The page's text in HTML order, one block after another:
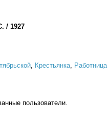
/ 1927
, Крестьянка, Работница|
пользователи.